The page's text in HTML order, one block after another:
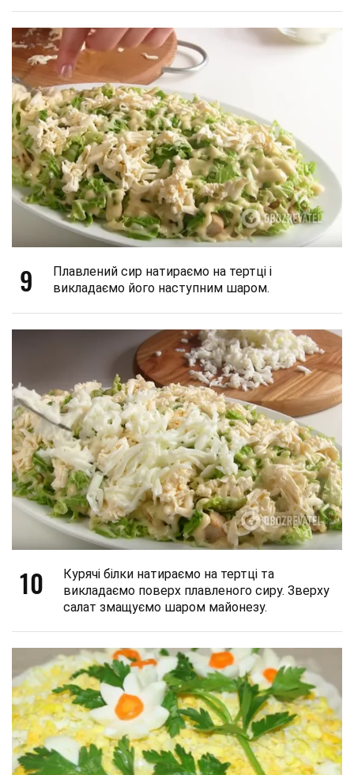
9
Плавлений сир натираємо на тертці і
викладаємо його наступним шаром.
10
Курячі білки натираємо на тертці та
викладаємо поверх плавленого сиру. Зверху
салат змащуємо шаром майонезу.